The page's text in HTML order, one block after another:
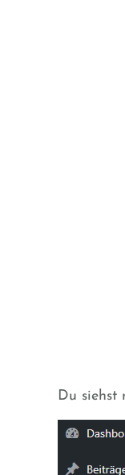
Du siehst